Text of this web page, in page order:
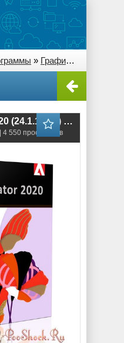
» Графические редакторы (2D)
Adobe Illustrator 2020 (24.1.1.376) RePack
4 550 просмотров